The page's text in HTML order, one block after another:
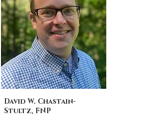
David W. Chastain-
Stultz, FNP